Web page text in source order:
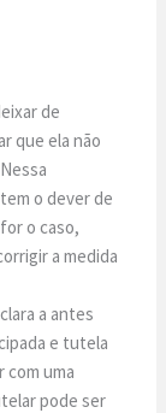
de
que ela não
o dever de
o caso,
a medida
a antes
e tutela
com uma
pode ser